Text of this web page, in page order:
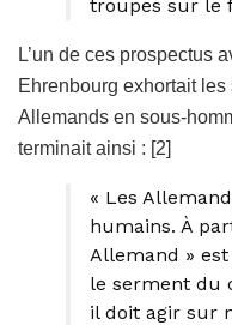
troupes sur le
L’un de ces prospectus
Ehrenbourg exhortait
Allemands en sous-
terminait ainsi : [2]
« Les
humains. À
Allemand »
le serment du
il doit agir sur